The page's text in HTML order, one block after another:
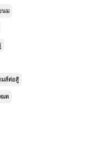
นม
มส์ต่อสู้
มด